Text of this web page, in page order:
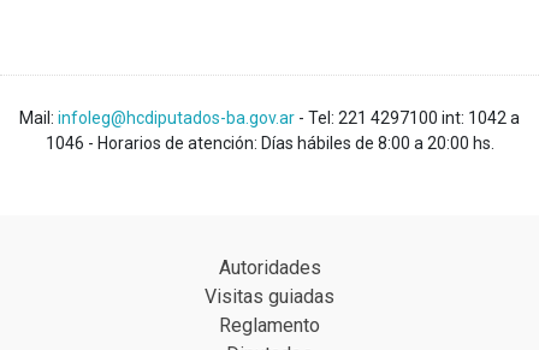
Mail: infoleg@hcdiputados-ba.gov.ar - Tel: 221 4297100 int: 1042 a
1046 - Horarios de atención: Días hábiles de 8:00 a 20:00 hs.
Autoridades
Visitas guiadas
Reglamento